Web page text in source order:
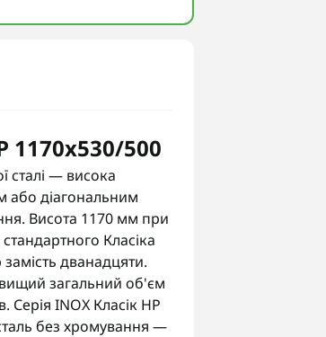
1170х530/500
сталі — висока
або діагональним
Висота 1170 мм при
Класіка
дванадцяти.
загальний об'єм
Серія INOX Класік HP
без хромування —